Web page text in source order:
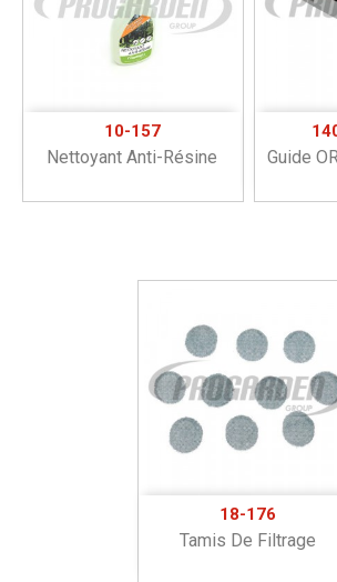
10-157
Nettoyant Anti-Résine
Guide
18-176
Tamis De Filtrage